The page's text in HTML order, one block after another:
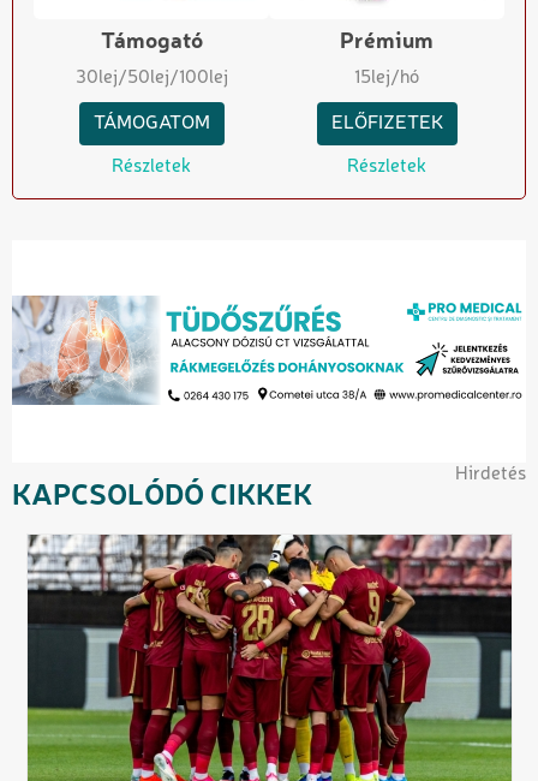
Támogató
30lej/50lej/100lej
TÁMOGATOM
Részletek
Prémium
15lej/hó
ELŐFIZETEK
Részletek
Hirdetés
KAPCSOLÓDÓ CIKKEK